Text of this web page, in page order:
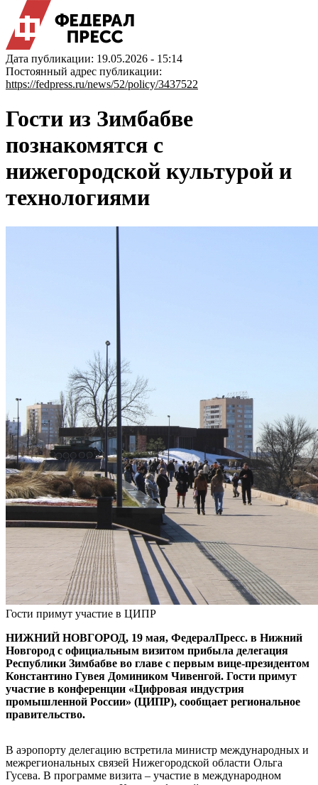
Дата публикации: 19.05.2026 - 15:14
Постоянный адрес публикации:
https://fedpress.ru/news/52/policy/3437522
Гости из Зимбабве
познакомятся с
нижегородской культурой и
технологиями
Гости примут участие в ЦИПР
НИЖНИЙ НОВГОРОД, 19 мая, ФедералПресс. в Нижний
Новгород с официальным визитом прибыла делегация
Республики Зимбабве во главе с первым вице-президентом
Константино Гувея Домиником Чивенгой. Гости примут
участие в конференции «Цифровая индустрия
промышленной России» (ЦИПР), сообщает региональное
правительство.
В аэропорту делегацию встретила министр международных и
межрегиональных связей Нижегородской области Ольга
Гусева. В программе визита – участие в международном